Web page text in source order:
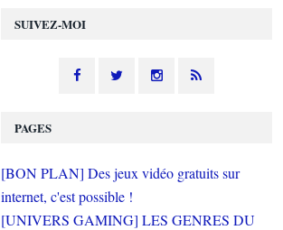
SUIVEZ-MOI
PAGES
[BON PLAN] Des jeux vidéo gratuits sur
internet, c'est possible !
[UNIVERS GAMING] LES GENRES DU